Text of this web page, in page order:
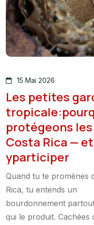
15 Mai 2026
Les petites
protégeons
Costa Rica —
yparticiper
Quand tu te promènes
Rica, tu entends un
bourdonnement
qui le produit. Cachées